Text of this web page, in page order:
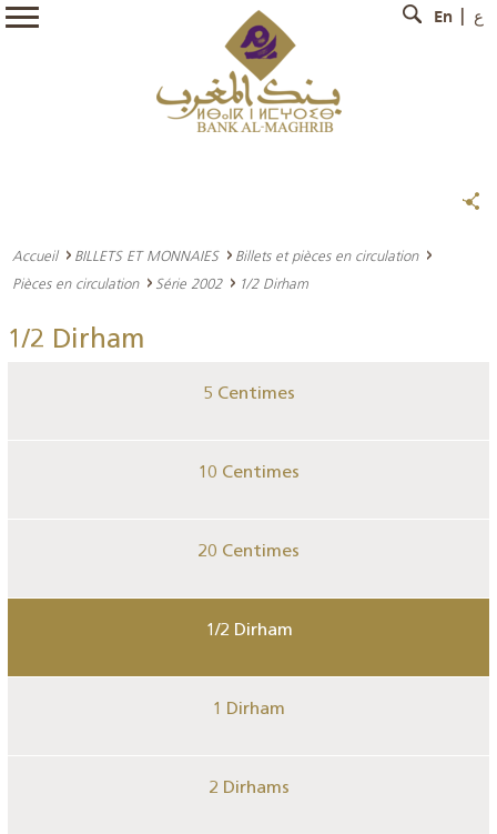
En ع
Accueil BILLETS ET MONNAIES
Billets et pièces en circulation
Pièces en circulation
Série 2002 1/2 Dirham
1/2 Dirham
5 Centimes
10 Centimes
20 Centimes
1/2 Dirham
1 Dirham
2 Dirhams